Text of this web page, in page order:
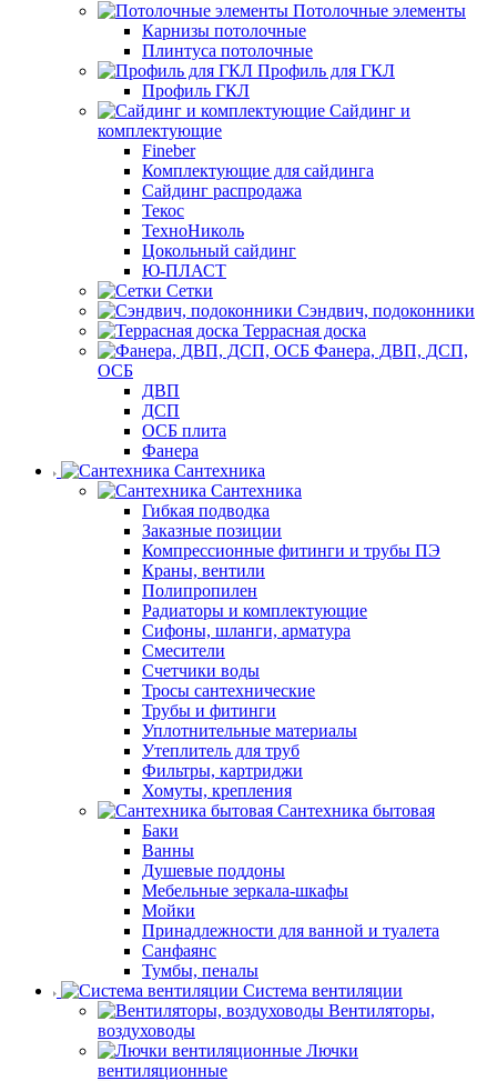
Потолочные элементы
Карнизы потолочные
Плинтуса потолочные
Профиль для ГКЛ
Профиль ГКЛ
Сайдинг и
комплектующие
Fineber
Комплектующие для сайдинга
Сайдинг распродажа
Текос
ТехноНиколь
Цокольный сайдинг
Ю-ПЛАСТ
Сетки
Сэндвич, подоконники
Террасная доска
Фанера, ДВП, ДСП,
ОСБ
ДВП
ДСП
ОСБ плита
Фанера
Сантехника
Сантехника
Гибкая подводка
Заказные позиции
Компрессионные фитинги и трубы ПЭ
Краны, вентили
Полипропилен
Радиаторы и комплектующие
Сифоны, шланги, арматура
Смесители
Счетчики воды
Тросы сантехнические
Трубы и фитинги
Уплотнительные материалы
Утеплитель для труб
Фильтры, картриджи
Хомуты, крепления
Сантехника бытовая
Баки
Ванны
Душевые поддоны
Мебельные зеркала-шкафы
Мойки
Принадлежности для ванной и туалета
Санфаянс
Тумбы, пеналы
Система вентиляции
Вентиляторы,
воздуховоды
Лючки
вентиляционные